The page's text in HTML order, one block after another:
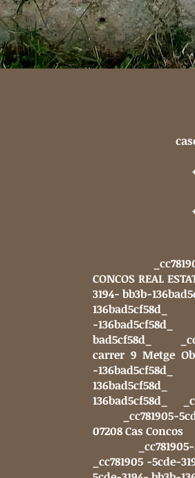
_cc781905-
CONCOS REAL
3194- bb3b-
-
bad5cf58d_
carrer 9 Metge
-
136bad5cf58d_
_cc781905-
07208 Cas Concos
_cc781905-
_cc781905 -